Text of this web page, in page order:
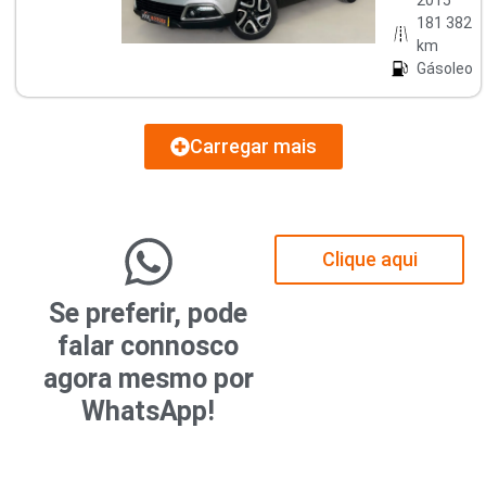
181 382
km
Gásoleo
Carregar mais
Se preferir, pode
falar connosco
agora mesmo por
WhatsApp!
Clique aqui